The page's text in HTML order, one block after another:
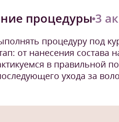
процедуры 3
процедуру под
от нанесения
в правильной
ухода за